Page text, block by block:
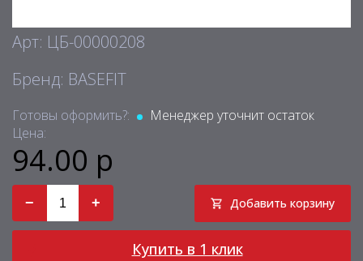
Арт: ЦБ-00000208
Бренд: BASEFIT
Готовы оформить?:
Менеджер уточнит остаток
Цена:
94.00 р
− + Добавить корзину
Купить в 1 клик